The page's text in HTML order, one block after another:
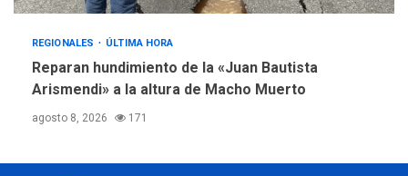
REGIONALES ÚLTIMA HORA
Reparan hundimiento de la «Juan Bautista
Arismendi» a la altura de Macho Muerto
agosto 8, 2026 171